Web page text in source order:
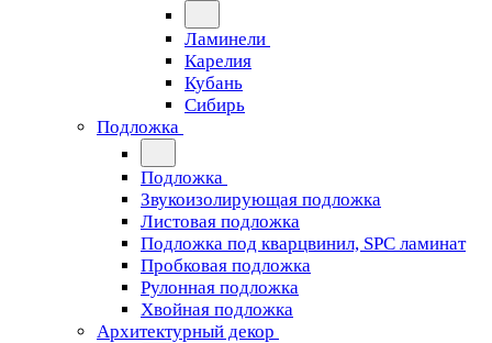
Ламинели
Карелия
Кубань
Сибирь
Подложка
Подложка
Звукоизолирующая подложка
Листовая подложка
Подложка под кварцвинил, SPC ламинат
Пробковая подложка
Рулонная подложка
Хвойная подложка
Архитектурный декор